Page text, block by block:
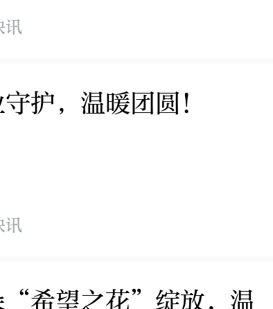
讯
护，温暖团圆！
讯
“希望之花”绽放，温